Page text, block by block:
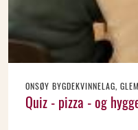
ONSØY BYGDEKVINNELAG,
Quiz - pizza - og